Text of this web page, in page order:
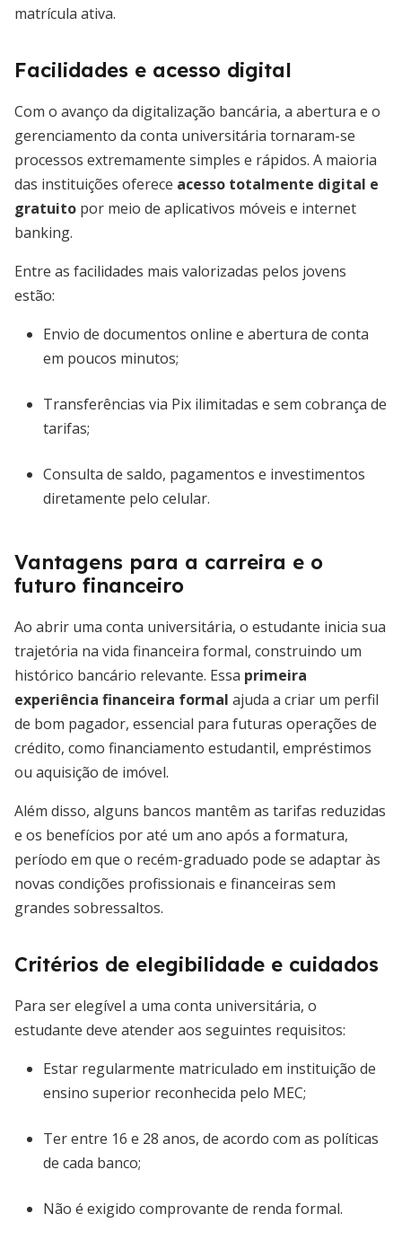
matrícula ativa.
Facilidades e acesso digital
Com o avanço da digitalização bancária, a abertura e o
gerenciamento da conta universitária tornaram-se
processos extremamente simples e rápidos. A maioria
das instituições oferece acesso totalmente digital e
gratuito por meio de aplicativos móveis e internet
banking.
Entre as facilidades mais valorizadas pelos jovens
estão:
Envio de documentos online e abertura de conta
em poucos minutos;
Transferências via Pix ilimitadas e sem cobrança de
tarifas;
Consulta de saldo, pagamentos e investimentos
diretamente pelo celular.
Vantagens para a carreira e o
futuro financeiro
Ao abrir uma conta universitária, o estudante inicia sua
trajetória na vida financeira formal, construindo um
histórico bancário relevante. Essa primeira
experiência financeira formal ajuda a criar um perfil
de bom pagador, essencial para futuras operações de
crédito, como financiamento estudantil, empréstimos
ou aquisição de imóvel.
Além disso, alguns bancos mantêm as tarifas reduzidas
e os benefícios por até um ano após a formatura,
período em que o recém-graduado pode se adaptar às
novas condições profissionais e financeiras sem
grandes sobressaltos.
Critérios de elegibilidade e cuidados
Para ser elegível a uma conta universitária, o
estudante deve atender aos seguintes requisitos:
Estar regularmente matriculado em instituição de
ensino superior reconhecida pelo MEC;
Ter entre 16 e 28 anos, de acordo com as políticas
de cada banco;
Não é exigido comprovante de renda formal.